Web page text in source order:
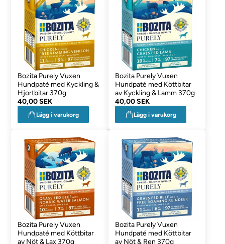
Bozita Purely Vuxen
Hundpaté med Kyckling &
Hjortbitar 370g
40,00 SEK
Lägg i varukorg
Bozita Purely Vuxen
Hundpaté med Köttbitar
av Kyckling & Lamm 370g
40,00 SEK
Lägg i varukorg
Bozita Purely Vuxen
Hundpaté med Köttbitar
av Nöt & Lax 370g
Bozita Purely Vuxen
Hundpaté med Köttbitar
av Nöt & Ren 370g